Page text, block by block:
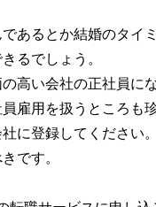
あるとか結婚のタイ
るでしょう。
高い会社の正社員に
雇用を扱うところも
に登録してください
です。